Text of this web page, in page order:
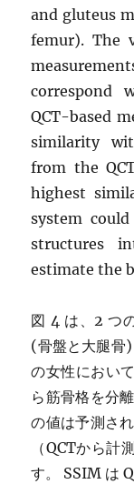
and gluteus
femur). The
correspond
QCT-based
similarity
from the
highest
system
structures
estimate the
図 4 は、2 つ
(骨盤と大腿骨
の女性におい
ら筋骨格を分
の値は予測さ
（QCTから計
す。 SSIM は